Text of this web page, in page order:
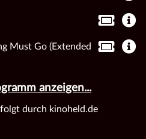
Must Go (Extended
anzeigen...
durch kinoheld.de